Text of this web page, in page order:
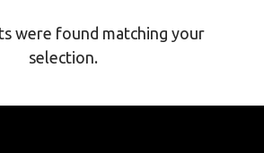
were found matching your
selection.